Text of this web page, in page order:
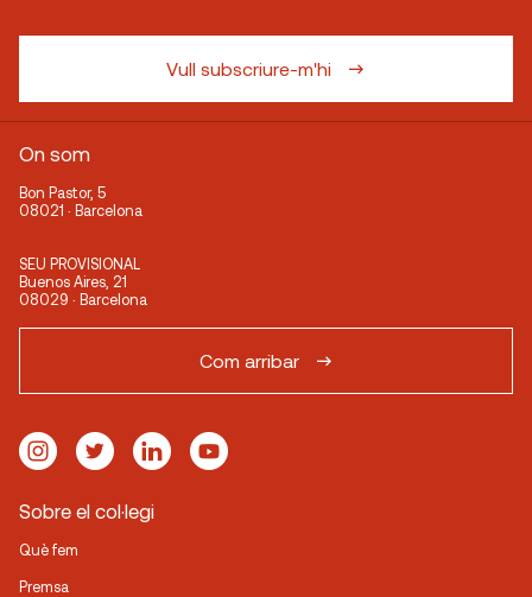
Vull subscriure-m'hi
On som
Bon Pastor, 5
08021 · Barcelona
SEU PROVISIONAL
Buenos Aires, 21
08029 · Barcelona
Com arribar
Sobre el col·legi
Què fem
Premsa